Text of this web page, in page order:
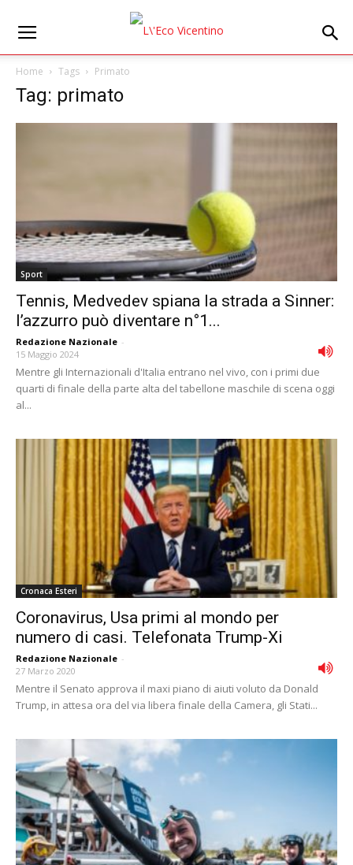
Home Tags Primato
Tag: primato
Sport
Tennis, Medvedev spiana la strada a Sinner:
l’azzurro può diventare n°1...
Redazione Nazionale -
15 Maggio 2024
Mentre gli Internazionali d'Italia entrano nel vivo, con i primi due
quarti di finale della parte alta del tabellone maschile di scena oggi
al...
Cronaca Esteri
Coronavirus, Usa primi al mondo per
numero di casi. Telefonata Trump-Xi
Redazione Nazionale -
27 Marzo 2020
Mentre il Senato approva il maxi piano di aiuti voluto da Donald
Trump, in attesa ora del via libera finale della Camera, gli Stati...